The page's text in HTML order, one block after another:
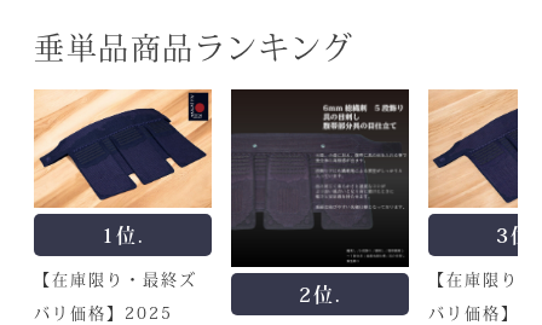
垂単品商品ランキング
1位.
【在庫限り・最終ズ
バリ価格】2025
2位.
3位.
【在庫限り
バリ価格】